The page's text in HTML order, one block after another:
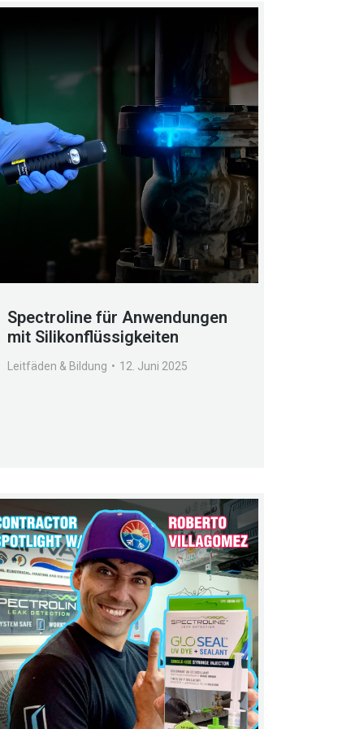
Spectroline für Anwendungen
mit Silikonflüssigkeiten
Leitfäden & Bildung 12. Juni 2025